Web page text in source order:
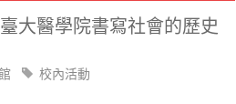
大醫學院書寫社會的歷史
校內活動